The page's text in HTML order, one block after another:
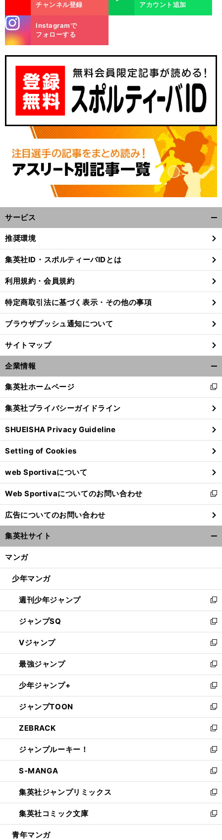
へ
チャンネル登録 アカウント追加
m
Instagramで
フォローする
サービス
閉
る
推奨環境
集英社ID・スポルティーバIDとは
利用規約・会員規約
特定商取引法に基づく表示・その他の事項
ブラウザプッシュ通知について
サイトマップ
企業情報
閉
る
集英社ホームページ
新
し
い
ウ
ィ
ン
ド
ウ
で
開
く
集英社プライバシーガイドライン
SHUEISHA Privacy Guideline
Setting of Cookies
web Sportivaについて
Web Sportivaについてのお問い合わせ
新
し
い
ウ
ィ
ン
ウ
開
く
広告についてのお問い合わせ
集英社サイト
マンガ
少年マンガ
週刊少年ジャンプ
新
し
い
ウ
ィ
ン
ド
ウ
で
開
く
ジャンプSQ
新
し
い
ウ
ィ
ン
ド
ウ
で
開
く
Vジャンプ
新
し
い
ウ
ィ
ン
ド
ウ
で
開
く
最強ジャンプ
新
し
い
ウ
ィ
ン
ド
ウ
で
開
く
少年ジャンプ+
新
し
い
ウ
ィ
ン
ド
ウ
で
開
く
ジャンプTOON
新
し
い
ウ
ィ
ン
ド
ウ
で
開
く
ZEBRACK
新
し
い
ウ
ィ
ン
ド
ウ
で
開
ジャンプルーキー！
新
し
い
ウ
ィ
ン
ド
ウ
S-MANGA
新
し
い
ウ
ィ
ン
集英社ジャンプリミックス
新
し
い
ウ
集英社コミック文庫
新
し
青年マンガ